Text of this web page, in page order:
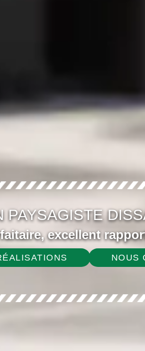
PAYSAGISTE
excellent
NOUS